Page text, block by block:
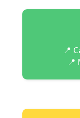
📍
📍